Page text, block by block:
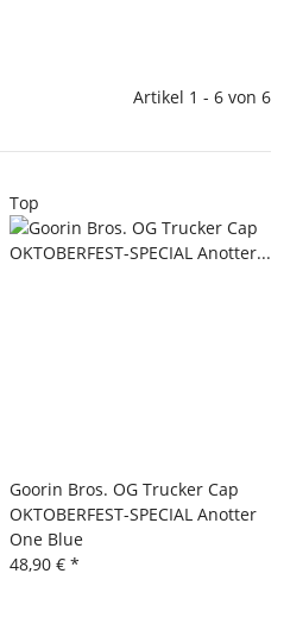
Artikel 1 - 6 von 6
Top
Goorin Bros. OG Trucker Cap
OKTOBERFEST-SPECIAL Anotter
One Blue
48,90 € *